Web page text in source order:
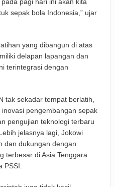
sepak bola Indonesia,” ujar
yang dibangun di atas
delapan lapangan dan
terintegrasi dengan
tak sekadar tempat berlatih,
pengembangan sepak
pengujian teknologi terbaru
jelasnya lagi, Jokowi
dan dukungan dengan
terbesar di Asia Tenggara
PSSI.